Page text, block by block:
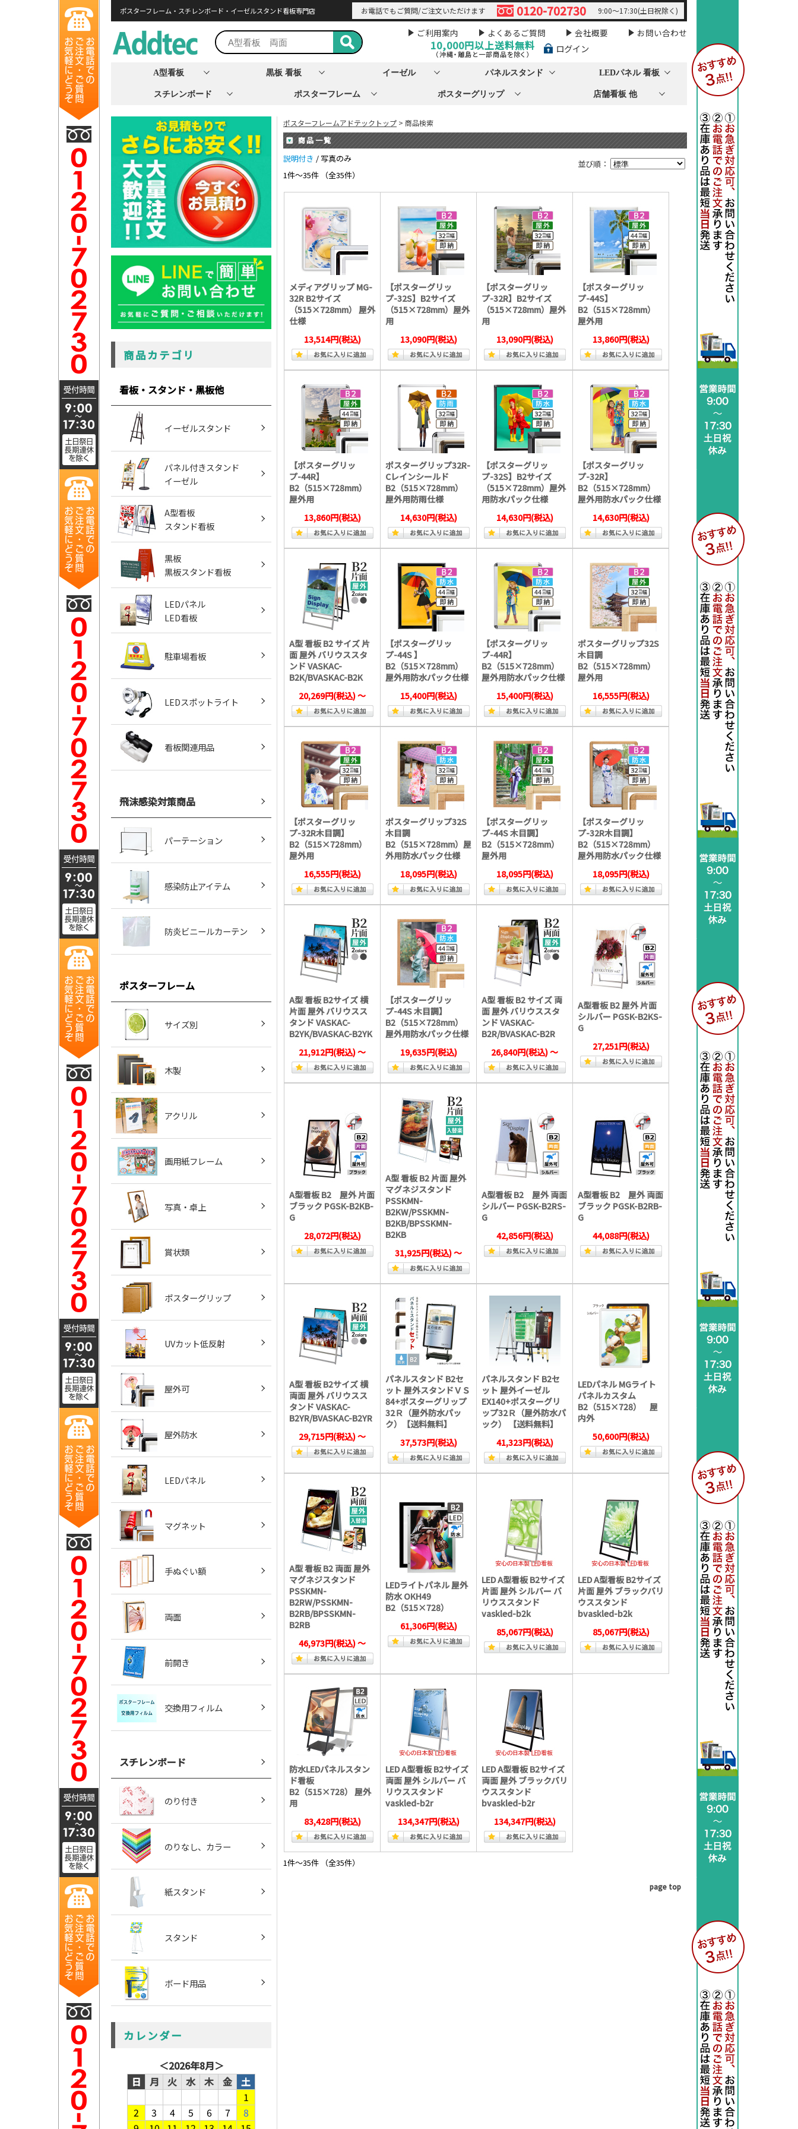
ポスターフレーム・スチレンボード・イーゼルスタンド看板専門店 お電話でもご質問/ご注文いただけます 0120-702730 9:00～17:30(土日祝除く)
ご利用案内 よくあるご質問 会社概要 お問い合わせ
10,000円以上送料無料
（沖縄・離島と一部商品を除く） ログイン
A型看板 黒板 看板 イーゼル パネルスタンド LEDパネル 看板
スチレンボード ポスターフレーム ポスターグリップ 店舗看板 他
商品カテゴリ
看板・スタンド・黒板他
イーゼルスタンド
パネル付きスタンド
イーゼル
A型看板
スタンド看板
黒板
黒板スタンド看板
LEDパネル
LED看板
駐車場看板
LEDスポットライト
看板関連用品
飛沫感染対策商品
パーテーション
感染防止アイテム
防炎ビニールカーテン
ポスターフレーム
サイズ別
木製
アクリル
画用紙フレーム
写真・卓上
賞状類
ポスターグリップ
UVカット低反射
屋外可
屋外防水
LEDパネル
マグネット
手ぬぐい額
両面
前開き
交換用フィルム
スチレンボード
のり付き
のりなし、カラー
紙スタンド
スタンド
ボード用品
カレンダー
＜2026年8月＞
日
月 火 水 木 金
土
1
2
3 4 5 6 7
8
ポスターフレームアドテックトップ > 商品検索
商品一覧
並び順：
説明付き / 写真のみ
1件～35件 （全35件）
メディアグリップ MG-
32R B2サイズ
（515×728mm） 屋外
仕様
13,514円(税込)
【ポスターグリッ
プ-32S】B2サイズ
（515×728mm）屋外
用
13,090円(税込)
【ポスターグリッ
プ-32R】B2サイズ
（515×728mm）屋外
用
13,090円(税込)
【ポスターグリッ
プ-44S】
B2（515×728mm）
屋外用
13,860円(税込)
【ポスターグリッ
プ-44R】
B2（515×728mm）
屋外用
13,860円(税込)
ポスターグリップ32R-
Cレインシールド
B2（515×728mm）
屋外用防雨仕様
14,630円(税込)
【ポスターグリッ
プ-32S】B2サイズ
（515×728mm）屋外
用防水パック仕様
14,630円(税込)
【ポスターグリッ
プ-32R】
B2（515×728mm）
屋外用防水パック仕様
14,630円(税込)
A型 看板 B2 サイズ 片
面 屋外 バリウススタ
ンド VASKAC-
B2K/BVASKAC-B2K
20,269円(税込)～
【ポスターグリッ
プ-44S 】
B2（515×728mm）
屋外用防水パック仕様
15,400円(税込)
【ポスターグリッ
プ-44R】
B2（515×728mm）
屋外用防水パック仕様
15,400円(税込)
ポスターグリップ32S
木目調
B2（515×728mm）
屋外用
16,555円(税込)
【ポスターグリッ
プ-32R木目調】
B2（515×728mm）
屋外用
16,555円(税込)
ポスターグリップ32S
木目調
B2（515×728mm）屋
外用防水パック仕様
18,095円(税込)
【ポスターグリッ
プ-44S 木目調】
B2（515×728mm）
屋外用
18,095円(税込)
【ポスターグリッ
プ-32R木目調】
B2（515×728mm）
屋外用防水パック仕様
18,095円(税込)
A型 看板 B2サイズ 横
片面 屋外 バリウスス
タンド VASKAC-
B2YK/BVASKAC-B2YK
21,912円(税込)～
【ポスターグリッ
プ-44S 木目調】
B2（515×728mm）
屋外用防水パック仕様
19,635円(税込)
A型 看板 B2 サイズ 両
面 屋外 バリウススタ
ンド VASKAC-
B2R/BVASKAC-B2R
26,840円(税込)～
A型看板 B2 屋外 片面
シルバー PGSK-B2KS-
G
27,251円(税込)
A型看板 B2 屋外 片面
ブラック PGSK-B2KB-
G
28,072円(税込)
A型 看板 B2 片面 屋外
マグネジスタンド
PSSKMN-
B2KW/PSSKMN-
B2KB/BPSSKMN-
B2KB
31,925円(税込)～
A型看板 B2 屋外 両面
シルバー PGSK-B2RS-
G
42,856円(税込)
A型看板 B2 屋外 両面
ブラック PGSK-B2RB-
G
44,088円(税込)
A型 看板 B2サイズ 横
両面 屋外 バリウスス
タンド VASKAC-
B2YR/BVASKAC-B2YR
29,715円(税込)～
パネルスタンド B2セ
ット 屋外スタンドＶＳ
84+ポスターグリップ
32Ｒ（屋外防水パッ
ク）【送料無料】
37,573円(税込)
パネルスタンド B2セ
ット 屋外イーゼル
EX140+ポスターグリ
ップ32Ｒ（屋外防水パ
ック） 【送料無料】
41,323円(税込)
LEDパネル MGライト
パネルカスタム
B2（515×728） 屋
内外
50,600円(税込)
A型 看板 B2 両面 屋外
マグネジスタンド
PSSKMN-
B2RW/PSSKMN-
B2RB/BPSSKMN-
B2RB
46,973円(税込)～
LEDライトパネル 屋外
防水 OKH49
B2（515×728）
61,306円(税込)
LED A型看板 B2サイズ
片面 屋外 シルバー バ
リウススタンド
vaskled-b2k
85,067円(税込)
LED A型看板 B2サイズ
片面 屋外 ブラックバリ
ウススタンド
bvaskled-b2k
85,067円(税込)
防水LEDパネルスタン
ド看板
B2（515×728） 屋外
用
83,428円(税込)
LED A型看板 B2サイズ
両面 屋外 シルバー バ
リウススタンド
vaskled-b2r
134,347円(税込)
LED A型看板 B2サイズ
両面 屋外 ブラックバリ
ウススタンド
bvaskled-b2r
134,347円(税込)
1件～35件 （全35件）
page top